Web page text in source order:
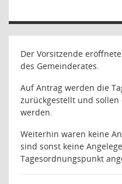
Der Vorsitzende
des Gemeinderates.
Auf Antrag werden die
zurückgestellt und
werden.
Weiterhin waren keine
sind sonst keine
Tagesordnungspunkt